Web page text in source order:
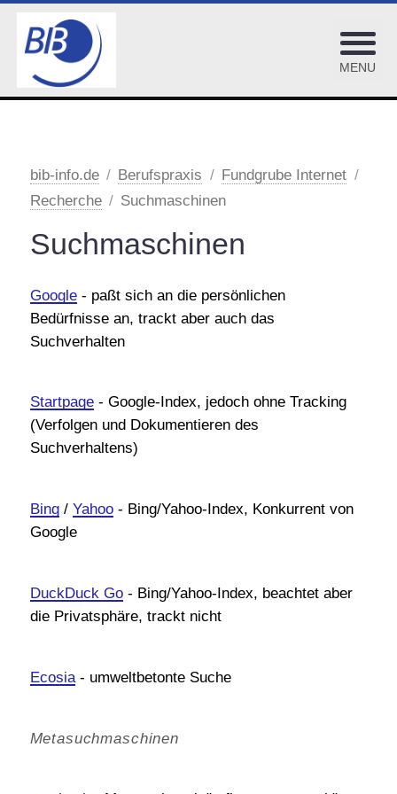
OPL-Adressenpool
BIB-OPUS Volltextserver
OPL-Checklisten
Bibliothekarische Arbeitsgemeinschaften
Bibl. Fachinformation
Bibliothekarische Verbände
EDV
Elektronische Bücher
Elektronische Zeitungen und Zeitschriften
Openess
Recherche
Wörterbücher, Übersetzungen
Suche nach Podcasts
bib-info.de Berufspraxis
Fundgrube Internet
Recherche
Suchmaschinen
Suchmaschinen
Google- paßt sich an die persönlichen
Bedürfnisse an, trackt aber auch das
Suchverhalten
Startpage- Google-Index, jedoch ohne Tracking
(Verfolgen und Dokumentieren des
Suchverhaltens)
Bing/ Yahoo- Bing/Yahoo-Index, Konkurrent von
Google
DuckDuck Go- Bing/Yahoo-Index, beachtet aber
die Privatsphäre, trackt nicht
Ecosia- umweltbetonte Suche
Metasuchmaschinen
MENU